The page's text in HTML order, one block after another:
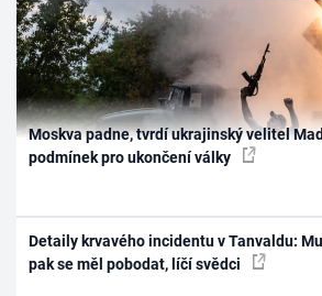
Moskva padne, tvrdí ukrajinský velitel
podmínek pro ukončení války
Detaily krvavého incidentu v Tanvaldu:
pak se měl pobodat, líčí svědci